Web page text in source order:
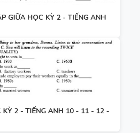
GIỮA HỌC KỲ 2 - TIẾNG ANH
2 - TIẾNG ANH 10 - 11 - 12 -